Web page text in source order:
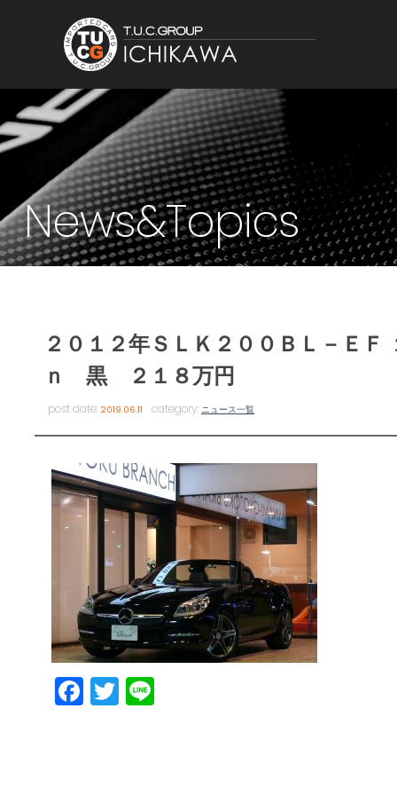
News&Topics
２０１２年ＳＬＫ２００ＢＬ－Ｅ
ｎ 黒 ２１８万円
post date:2019.06.11 category: ニュース一覧
Facebook
Twitter